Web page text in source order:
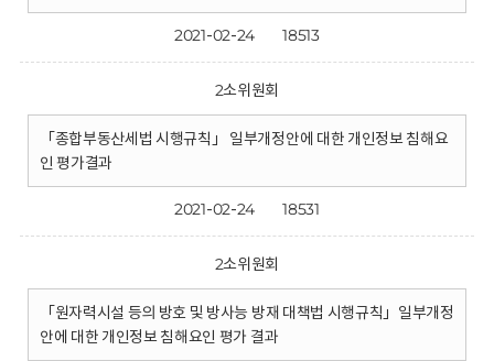
2021-02-24 18513
2소위원회
「종합부동산세법 시행규칙」 일부개정안에 대한 개인정보 침해요
인 평가결과
2021-02-24 18531
2소위원회
「원자력시설 등의 방호 및 방사능 방재 대책법 시행규칙」일부개정
안에 대한 개인정보 침해요인 평가 결과